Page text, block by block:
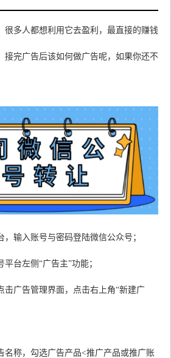
很多人都想利用它去盈利，最直接的赚钱
接完广告后该如何做广告呢，如果你还不
输入账号与密码登陆微信公众号；
台左侧“广告主”功能；
击广告管理界面，点击右上角“新建广
名称，勾选广告产品<推广产品或推广账